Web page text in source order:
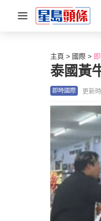
主頁 國際
泰國黃
即時國際 更新